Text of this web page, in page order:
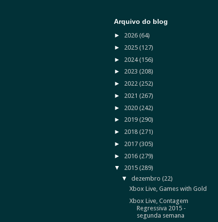
Arquivo do blog
► 2026 (64)
► 2025 (127)
► 2024(156)
► 2023 (208)
► 2022 (252)
► 2021 (267)
► 2020 (242)
► 2019 (290)
► 2018 (271)
► 2017 (305)
► 2016 (279)
▼ 2015 (289)
▼dezembro(22)
Xbox Live, Games with Gold
Xbox Live, Contagem
Regressiva 2015 -
segunda semana